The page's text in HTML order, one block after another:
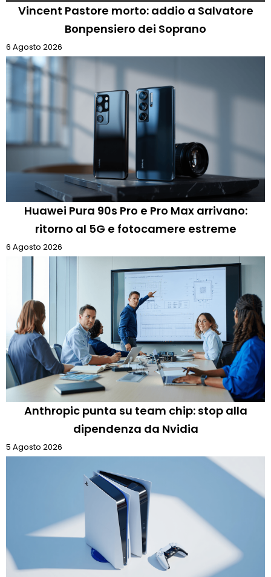
Vincent Pastore morto: addio a Salvatore
Bonpensiero dei Soprano
6 Agosto 2026
Huawei Pura 90s Pro e Pro Max arrivano:
ritorno al 5G e fotocamere estreme
6 Agosto 2026
Anthropic punta su team chip: stop alla
dipendenza da Nvidia
5 Agosto 2026